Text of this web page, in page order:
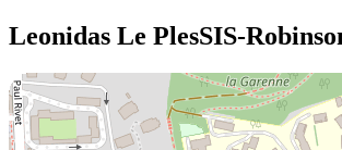
Leonidas Le PlesSIS-